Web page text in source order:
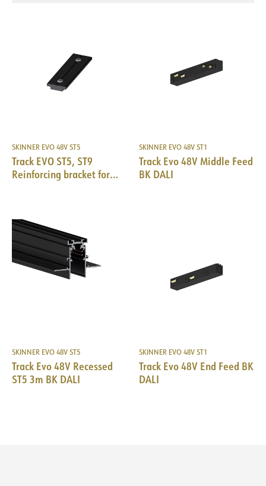
SKINNER EVO 48V ST5
Track EVO ST5, ST9
Reinforcing bracket for
SKINNER EVO 48V ST1
Track Evo 48V Middle Feed
BK DALI
SKINNER EVO 48V ST5
Track Evo 48V Recessed
ST5 3m BK DALI
SKINNER EVO 48V ST1
Track Evo 48V End Feed BK
DALI